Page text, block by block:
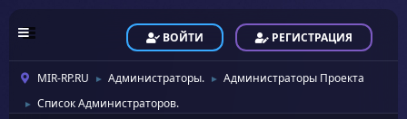
ВОЙТИ РЕГИСТРАЦИЯ
MIR-RP.RU ► Администраторы. ► Администраторы Проекта
► Список Администраторов.